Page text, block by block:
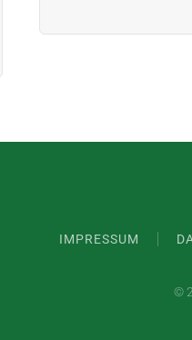
IMPRESSUM
©